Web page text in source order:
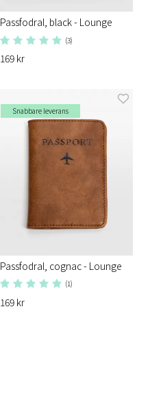
Passfodral, black - Lounge
(3)
169 kr
Snabbare leverans
Passfodral, cognac - Lounge
(1)
169 kr